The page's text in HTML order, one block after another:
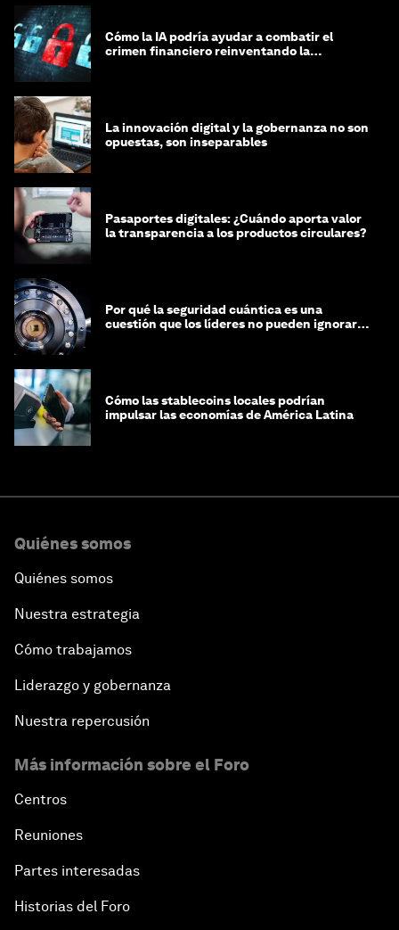
Cómo la IA podría ayudar a combatir el
crimen financiero reinventando la
La innovación digital y la gobernanza no son
opuestas, son inseparables
Pasaportes digitales: ¿Cuándo aporta valor
la transparencia a los productos circulares?
Por qué la seguridad cuántica es una
cuestión que los líderes no pueden ignorar
Cómo las stablecoins locales podrían
impulsar las economías de América Latina
Quiénes somos
Quiénes somos
Nuestra estrategia
Cómo trabajamos
Liderazgo y gobernanza
Nuestra repercusión
Más información sobre el Foro
Centros
Reuniones
Partes interesadas
Historias del Foro